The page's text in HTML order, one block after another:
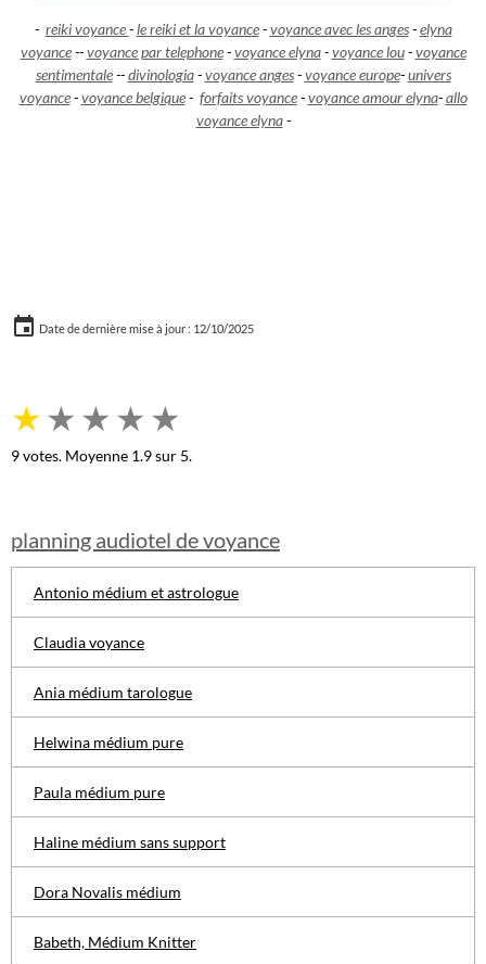
- reiki voyance-le reiki et la voyance-voyance avec les anges-elyna
voyance--voyance par telephone-voyance elyna-voyance lou-voyance
sentimentale--divinologia-voyance anges-voyance europe-univers
voyance-voyance belgique- forfaits voyance -voyance amour elyna-allo
voyance elyna-
Date de dernière mise à jour : 12/10/2025
★★ ★ ★ ★
9votes. Moyenne 1.9sur 5.
planning audiotel de voyance
Antonio médium et astrologue
Claudia voyance
Ania médium tarologue
Helwina médium pure
Paula médium pure
Haline médium sans support
Dora Novalis médium
Babeth, Médium Knitter